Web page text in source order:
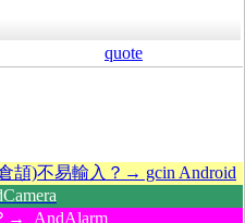
quote
頡)不易輸入？→ gcin Android
→ AndAlarm